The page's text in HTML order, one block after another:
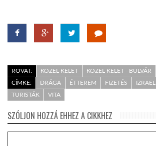
ROVAT: KÖZEL-KELET
KÖZEL-KELET - BULVÁR
CÍMKE:
DRÁGA ÉTTEREM FIZETÉS IZRAEL
TURISTÁK
VITA
SZÓLJON HOZZÁ EHHEZ A CIKKHEZ